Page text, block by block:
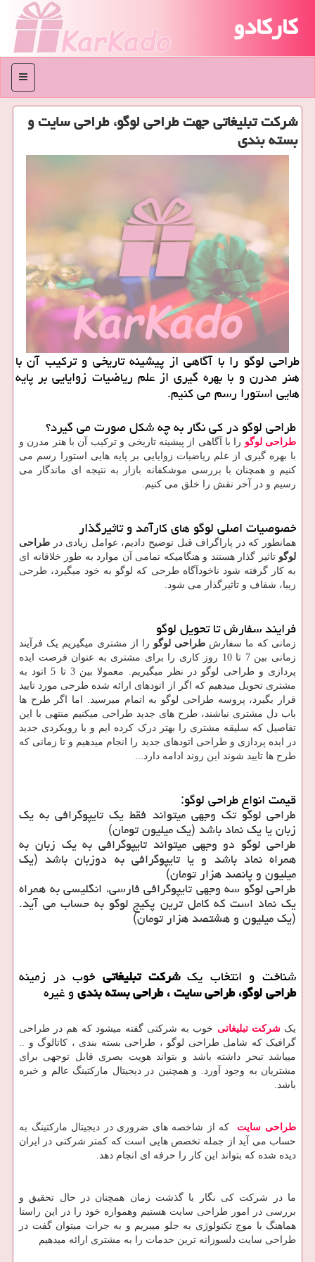
کارکادو
منو
شركت تبلیغاتی جهت طراحی لوگو، طراحی سایت و
بسته بندی
طراحی لوگو را با آگاهی از پیشینه تاریخی و تركیب آن با
هنر مدرن و با بهره گیری از علم ریاضیات زوایایی بر پایه
هایی استورا رسم می كنیم.
طراحی لوگو در کی نگار به چه شکل صورت می گیرد؟
طراحی لوگو را با آگاهی از پیشینه تاریخی و ترکیب آن با هنر مدرن و
با بهره گیری از علم ریاضیات زوایایی بر پایه هایی استورا رسم می
کنیم و همچنان با بررسی موشکفانه بازار به نتیجه ای ماندگار می
رسیم و در آخر نقش را خلق می کنیم.
خصوصیات اصلی لوگو های کارآمد و تاثیرگذار
همانطور که در پاراگراف قبل توضیح دادیم، عوامل زیادی در طراحی
لوگو تاثیر گذار هستند و هنگامیکه تمامی آن موارد به طور خلاقانه ای
به کار گرفته شود ناخودآگاه طرحی که لوگو به خود میگیرد، طرحی
زیبا، شفاف و تاثیرگذار می شود.
فرایند سفارش تا تحویل لوگو
زمانی که ما سفارش طراحی لوگو را از مشتری میگیریم یک فرآیند
زمانی بین 7 تا 10 روز کاری را برای مشتری به عنوان فرصت ایده
پردازی و طراحی لوگو در نظر میگیریم. معمولا بین 3 تا 5 اتود به
مشتری تحویل میدهیم که اگر از اتودهای ارائه شده طرحی مورد تایید
قرار بگیرد، پروسه طراحی لوگو به اتمام میرسید. اما اگر طرح ها
باب دل مشتری نباشند، طرح های جدید طراحی میکنیم منتهی با این
تفاصیل که سلیقه مشتری را بهتر درک کرده ایم و با رویکردی جدید
در ایده پردازی و طراحی اتودهای جدید را انجام میدهیم و تا زمانی که
طرح ها تایید شوند این روند ادامه دارد...
قیمت انواع طراحی لوگو:
طراحی لوگو تک وجهی میتواند فقط یک تایپوگرافی به یک
زبان یا یک نماد باشد (یک میلیون تومان)
طراحی لوگو دو وجهی میتواند تایپوگرافی به یک زبان به
همراه نماد باشد و یا تایپوگرافی به دوزبان باشد (یک
میلیون و پانصد هزار تومان)
طراحی لوگو سه وجهی تایپوگرافی فارسی، انگلیسی به همراه
یک نماد است که کامل ترین پکیج لوگو به حساب می آید.
(یک میلیون و هشتصد هزار تومان)
شناخت و انتخاب یکشرکت تبلیغاتی خوب در زمینه
طراحی لوگو، طراحی سایت ، طراحی بسته بندیو غیره
یکشرکت تبلیغاتی خوب به شرکتی گفته میشود که هم در طراحی
گرافیک که شامل طراحی لوگو ، طراحی بسته بندی ، کاتالوگ و ..
میباشد تبحر داشته باشد و بتواند هویت بصری قابل توجهی برای
مشتریان به وجود آورد. و همچنین در دیجیتال مارکتینگ عالم و خبره
باشد.
طراحی سایت که از شاخصه های ضروری در دیجیتال مارکتینگ به
حساب می آید از جمله تخصص هایی است که کمتر شرکتی در ایران
دیده شده که بتواند این کار را حرفه ای انجام دهد.
ما در شرکت کی نگار با گذشت زمان همچنان در حال تحقیق و
بررسی در امور طراحی سایت هستیم وهمواره خود را در این راستا
هماهنگ با موج تکنولوژی به جلو میبریم و به جرات میتوان گفت در
طراحی سایت دلسوزانه ترین حدمات را به مشتری ارائه میدهیم